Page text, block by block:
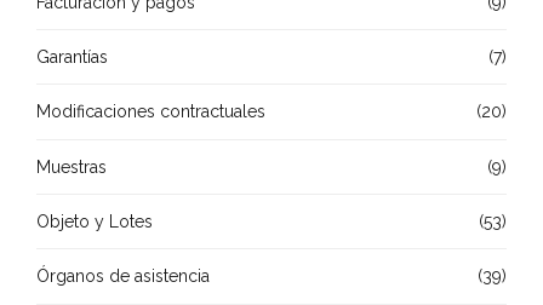
Garantías (7)
Modificaciones contractuales (20)
Muestras (9)
Objeto y Lotes (53)
Órganos de asistencia (39)